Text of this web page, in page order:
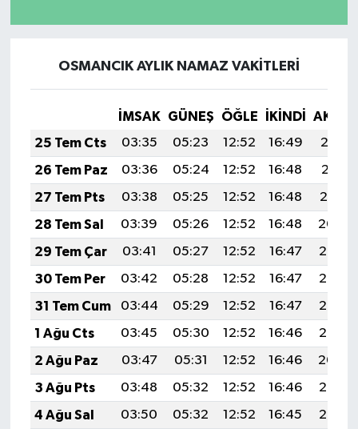
OSMANCIK AYLIK NAMAZ VAKITLERI
İMSAK GÜNEŞ ÖĞLE İKINDI
25 Tem Cts
03:35 05:23 12:52 16:49
20:12
26 Tem Paz
03:36 05:24 12:52 16:48
20:11
27 Tem Pts
03:38 05:25 12:52 16:48
20:10
28 Tem Sal
03:39 05:26 12:52 16:48
20:09
29 Tem Çar
03:41 05:27 12:52 16:47
20:08
30 Tem Per
03:42 05:28 12:52 16:47
20:07
31 Tem Cum
03:44 05:29 12:52 16:47
20:06
1 Ağu Cts
03:45 05:30 12:52 16:46
20:05
2 Ağu Paz
03:47 05:31 12:52 16:46
20:04
3 Ağu Pts
03:48 05:32 12:52 16:46
20:03
4 Ağu Sal
03:50 05:32 12:52 16:45
20:02